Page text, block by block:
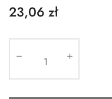
23,06 zł